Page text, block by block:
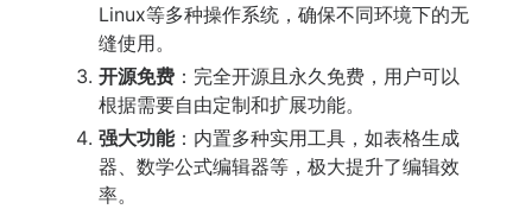
Linux等多种操作系统，确保不同环境下的无
缝使用。
开源免费 ：完全开源且永久免费，用户可以
根据需要自由定制和扩展功能。
强大功能：内置多种实用工具，如表格生成
器、数学公式编辑器等，极大提升了编辑效
率。